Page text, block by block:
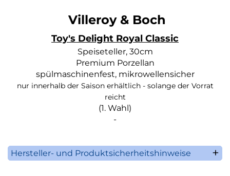
Villeroy & Boch
Toy's Delight Royal Classic
Speiseteller, 30cm
Premium Porzellan
spülmaschinenfest, mikrowellensicher
nur innerhalb der Saison erhältlich - solange der Vorrat
reicht
(1. Wahl)
-
Hersteller- und Produktsicherheitshinweise